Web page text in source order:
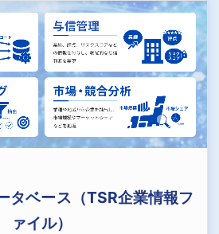
タベース（TSR企業情報フ
ァイル）